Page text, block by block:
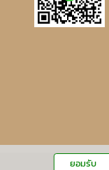
ยอมรับ